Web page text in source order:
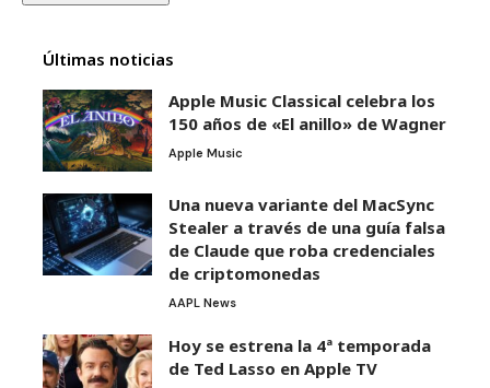
Últimas noticias
Apple Music Classical celebra los
150 años de «El anillo» de Wagner
Apple Music
Una nueva variante del MacSync
Stealer a través de una guía falsa
de Claude que roba credenciales
de criptomonedas
AAPL News
Hoy se estrena la 4ª temporada
de Ted Lasso en Apple TV